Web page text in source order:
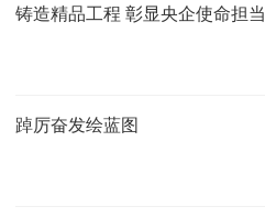
铸造精品工程 彰显央企使命担当
踔厉奋发绘蓝图